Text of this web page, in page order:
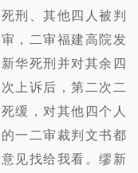
刑、其他四人被判
，二审福建高院发
华死刑并对其余四
上诉后，第二次二
缓，对其他四个人
一二审裁判文书都
见找给我看。缪新